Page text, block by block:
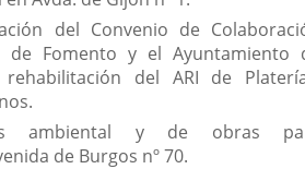
del Convenio de
de Fomento y el Ayuntamiento
del ARI de
ambiental y de obras
de Burgos nº 70.